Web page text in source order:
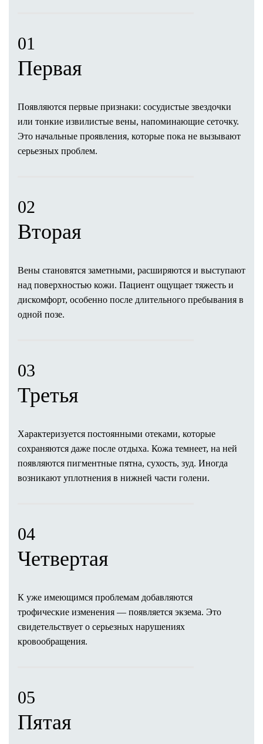
Пластика губ
Пластика булхорн
V-Y пластика (хейлопластика)
Гениопластика (пластика подбородка)
Маммопластика
Пластика груди
Уменьшение груди
Подтяжка груди (мастопексия)
Коррекция сосков
Спины
Коленей
Рук
Мужская
Феморопластика (подтяжка бедер)
Брахиопластика (пластика плеч)
Миниабдоминопластика
Интимная пластика
Оснащение клиники
01
Первая
Появляются первые признаки: сосудистые звездочки
или тонкие извилистые вены, напоминающие сеточку.
Это начальные проявления, которые пока не вызывают
серьезных проблем.
02
Вторая
Вены становятся заметными, расширяются и выступают
над поверхностью кожи. Пациент ощущает тяжесть и
дискомфорт, особенно после длительного пребывания в
одной позе.
03
Третья
Характеризуется постоянными отеками, которые
сохраняются даже после отдыха. Кожа темнеет, на ней
появляются пигментные пятна, сухость, зуд. Иногда
возникают уплотнения в нижней части голени.
04
Четвертая
К уже имеющимся проблемам добавляются
трофические изменения — появляется экзема. Это
свидетельствует о серьезных нарушениях
кровообращения.
05
Пятая